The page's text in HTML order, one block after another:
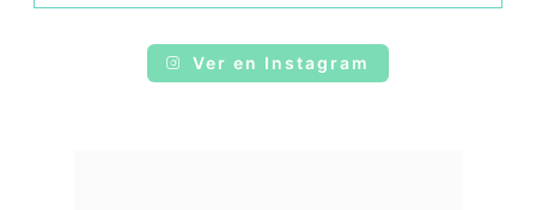
Ver en Instagram